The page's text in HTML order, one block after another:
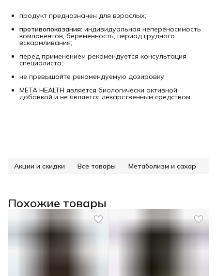
продукт предназначен для взрослых;
противопоказания: индивидуальная непереносимость
компонентов, беременность, период грудного
вскармливания;
перед применением рекомендуется консультация
специалиста;
не превышайте рекомендуемую дозировку;
META HEALTH является биологически активной
добавкой и не является лекарственным средством.
Акции и скидки Все товары Метаболизм и сахар
Похожие товары